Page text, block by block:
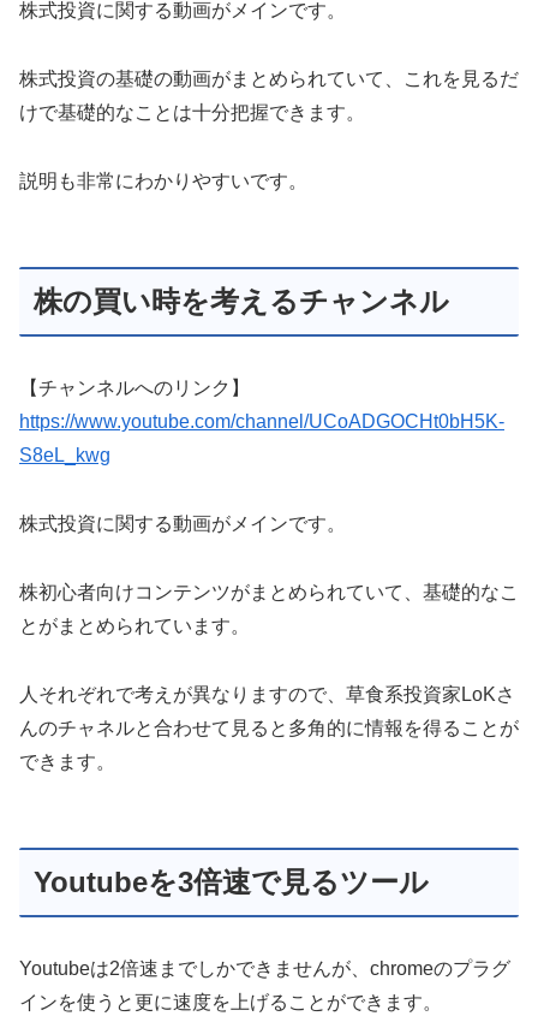
株式投資に関する動画がメインです。
株式投資の基礎の動画がまとめられていて、これを見るだ
けで基礎的なことは十分把握できます。
説明も非常にわかりやすいです。
株の買い時を考えるチャンネル
【チャンネルへのリンク】
https://www.youtube.com/channel/UCoADGOCHt0bH5K-
S8eL_kwg
株式投資に関する動画がメインです。
株初心者向けコンテンツがまとめられていて、基礎的なこ
とがまとめられています。
人それぞれで考えが異なりますので、草食系投資家LoKさ
んのチャネルと合わせて見ると多角的に情報を得ることが
できます。
Youtubeを3倍速で見るツール
Youtubeは2倍速までしかできませんが、chromeのプラグ
インを使うと更に速度を上げることができます。